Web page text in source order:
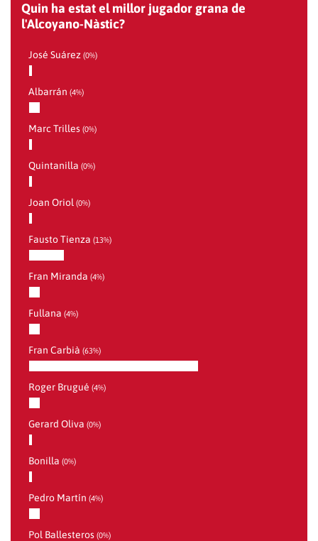
Quin ha estat el millor jugador grana de
l'Alcoyano-Nàstic?
José Suárez (0%)
Albarrán (4%)
Marc Trilles (0%)
Quintanilla (0%)
Joan Oriol (0%)
Fausto Tienza (13%)
Fran Miranda (4%)
Fullana (4%)
Fran Carbià (63%)
Roger Brugué (4%)
Gerard Oliva (0%)
Bonilla (0%)
Pedro Martín (4%)
Pol Ballesteros (0%)